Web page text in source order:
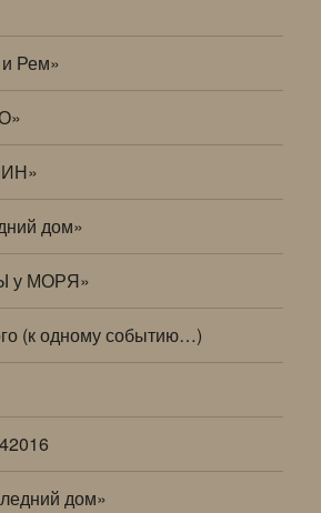
Рем»
дом»
у МОРЯ»
(к одному событию…)
дом»